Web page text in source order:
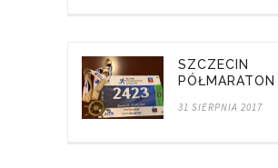
SZCZECIN
PÓŁMARATON
31 SIERPNIA 2017